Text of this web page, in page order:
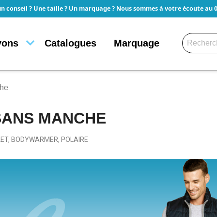
conseil ? Une taille ? Un marquage ? Nous sommes à votre écoute au
Catalogues Marquage
MANCHE
BODYWARMER, POLAIRE